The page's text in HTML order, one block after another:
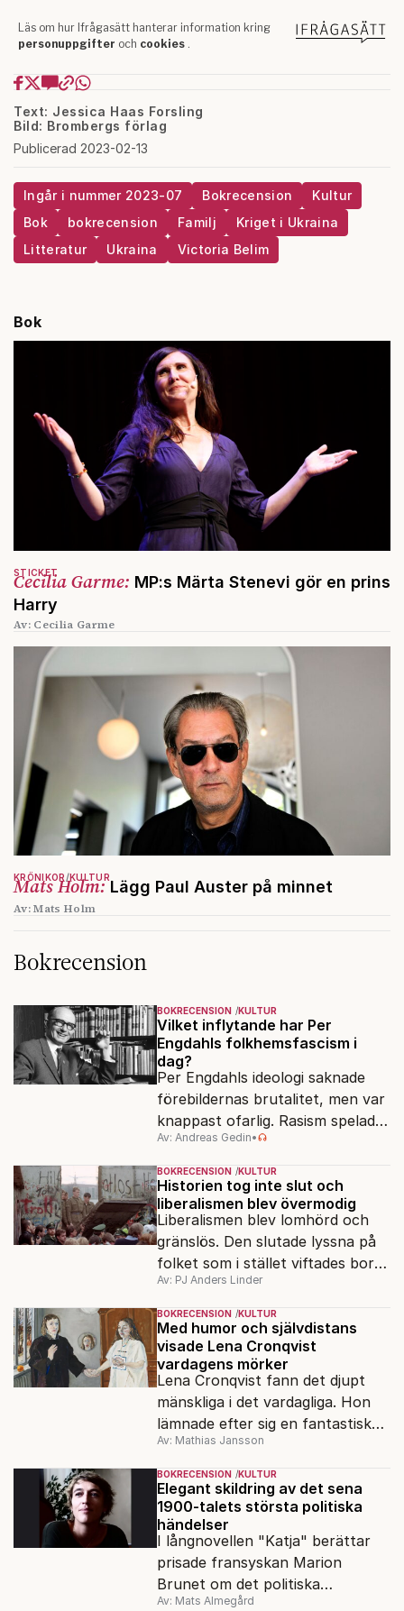
Text: Jessica Haas Forsling
Bild: Brombergs förlag
Publicerad 2023-02-13
Ingår i nummer 2023-07 Bokrecension
Kultur
Bok
bokrecension Familj
Kriget i Ukraina
Litteratur
Ukraina Victoria Belim
Bok
Cecilia Garme: MP:s Märta Stenevi gör en prins
Harry
STICKET
Av: Cecilia Garme
Mats Holm:Lägg Paul Auster på minnet
KRÖNIKOR KULTUR
Av: Mats Holm
Bokrecension
BOKRECENSION KULTUR
Vilket inflytande har Per
Engdahls folkhemsfascism i
dag?
Per Engdahls ideologi saknade
förebildernas brutalitet, men var
knappast ofarlig. Rasism spelades
ned i förmån för "kultur". Känns
det igen?
Av: Andreas Gedin•
BOKRECENSION KULTUR
Historien tog inte slut och
liberalismen blev övermodig
Liberalismen blev lomhörd och
gränslös. Den slutade lyssna på
folket som i stället viftades bort
och misstänkliggjordes. Men kan
liberalismen komma tillbaka?
Av: PJ Anders Linder
BOKRECENSION KULTUR
Med humor och självdistans
visade Lena Cronqvist
vardagens mörker
Lena Cronqvist fann det djupt
mänskliga i det vardagliga. Hon
lämnade efter sig en fantastisk
bildskatt. En ny visuell biografi
visar oss hennes inre värld.
Av: Mathias Jansson
BOKRECENSION KULTUR
Elegant skildring av det sena
1900-talets största politiska
händelser
I långnovellen "Katja" berättar
prisade fransyskan Marion
Brunet om det politiska
förtrycket och frigörelsen i DDR.
Av: Mats Almegård